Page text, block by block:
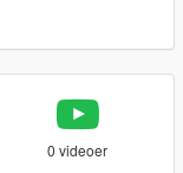
0 videoer